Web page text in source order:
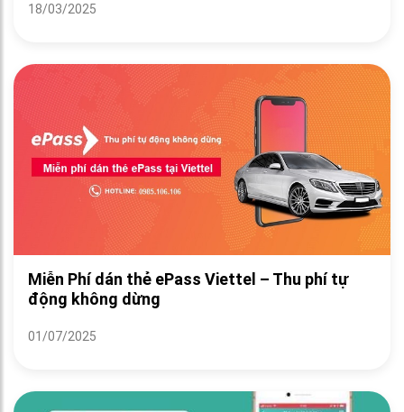
18/03/2025
Miễn Phí dán thẻ ePass Viettel – Thu phí tự
động không dừng
01/07/2025